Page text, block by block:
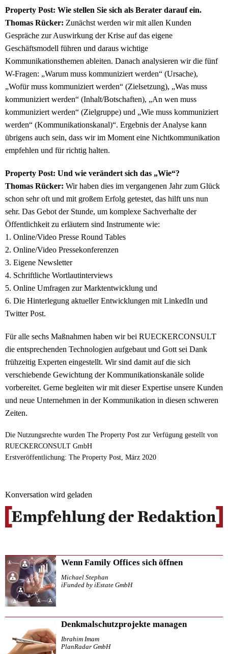
Property Post: Wie stellen Sie sich als Berater darauf ein.
Thomas Rücker: Zunächst werden wir mit allen Kunden
Gespräche zur Auswirkung der Krise auf das eigene
Geschäftsmodell führen und daraus wichtige
Kommunikationsthemen ableiten. Danach analysieren wir die fünf
W-Fragen: „Warum muss kommuniziert werden“ (Ursache),
„Wofür muss kommuniziert werden“ (Zielsetzung), „Was muss
kommuniziert werden“ (Inhalt/Botschaften), „An wen muss
kommuniziert werden“ (Zielgruppe) und „Wie muss kommuniziert
werden“ (Kommunikationskanal)“. Ergebnis der Analyse kann
übrigens auch sein, dass wir im Moment eine Nichtkommunikation
empfehlen und für richtig halten.
Property Post: Und wie verändert sich das „Wie“?
Thomas Rücker: Wir haben dies im vergangenen Jahr zum Glück
schon sehr oft und mit großem Erfolg getestet, das hilft uns nun
sehr. Das Gebot der Stunde, um komplexe Sachverhalte der
Öffentlichkeit zu erläutern sind Instrumente wie:
1. Online/Video Presse Round Tables
2. Online/Video Pressekonferenzen
3. Eigene Newsletter
4. Schriftliche Wortlautinterviews
5. Online Umfragen zur Marktentwicklung und
6. Die Hinterlegung aktueller Entwicklungen mit LinkedIn und
Twitter Post.
Für alle sechs Maßnahmen haben wir bei RUECKERCONSULT
die entsprechenden Technologien aufgebaut und Gott sei Dank
frühzeitig Experten eingestellt. Wir sind damit auf die sich
verschiebende Gewichtung der Kommunikationskanäle solide
vorbereitet. Gerne begleiten wir mit dieser Expertise unsere Kunden
und neue Unternehmen in der Kommunikation in diesen schweren
Zeiten.
Die Nutzungsrechte wurden The Property Post zur Verfügung gestellt von
RUECKERCONSULT GmbH
Erstveröffentlichung: The Property Post, März 2020
Konversation wird geladen
Wenn Family Offices sich öffnen
Michael Stephan
iFunded by iEstate GmbH
Denkmalschutzprojekte managen
Ibrahim Imam
PlanRadar GmbH